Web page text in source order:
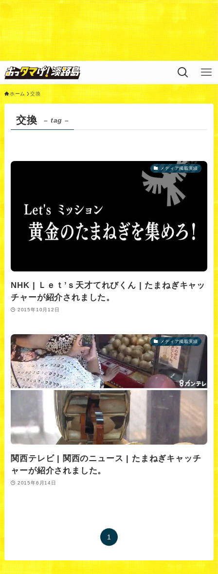
Warning: Undefined variable $query in
/home/xs311788/uzunokuni.com/public_html/ottamag
e/wp/wp-content/themes/swell_child/functions.php
on
line
ホーム 交換
交換 – tag –
メディア掲載実績
NHK | Ｌｅｔ’ｓ天才てれびくん | たまねぎキャッ
チャーが紹介されました。
2015年10月12日
メディア掲載実績
関西テレビ | 関西のニュース | たまねぎキャッチ
ャーが紹介されました。
2015年6月14日
1